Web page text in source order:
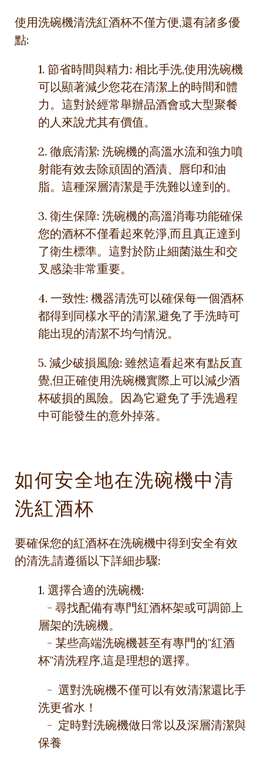
使用洗碗機清洗紅酒杯不僅方便,還有諸多優
點:
1. 節省時間與精力: 相比手洗,使用洗碗機
可以顯著減少您花在清潔上的時間和體
力。這對於經常舉辦品酒會或大型聚餐
的人來說尤其有價值。
2. 徹底清潔: 洗碗機的高溫水流和強力噴
射能有效去除頑固的酒漬、唇印和油
脂。這種深層清潔是手洗難以達到的。
3. 衛生保障: 洗碗機的高溫消毒功能確保
您的酒杯不僅看起來乾淨,而且真正達到
了衛生標準。這對於防止細菌滋生和交
叉感染非常重要。
4. 一致性: 機器清洗可以確保每一個酒杯
都得到同樣水平的清潔,避免了手洗時可
能出現的清潔不均勻情況。
5. 減少破損風險: 雖然這看起來有點反直
覺,但正確使用洗碗機實際上可以減少酒
杯破損的風險。因為它避免了手洗過程
中可能發生的意外掉落。
如何安全地在洗碗機中清
洗紅酒杯
要確保您的紅酒杯在洗碗機中得到安全有效
的清洗,請遵循以下詳細步驟:
1. 選擇合適的洗碗機:
- 尋找配備有專門紅酒杯架或可調節上
層架的洗碗機。
- 某些高端洗碗機甚至有專門的"紅酒
杯"清洗程序,這是理想的選擇。
- 選對洗碗機不僅可以有效清潔還比手
洗更省水！
- 定時對洗碗機做日常以及深層清潔與
保養